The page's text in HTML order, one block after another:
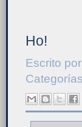
Ho!
Escrito por